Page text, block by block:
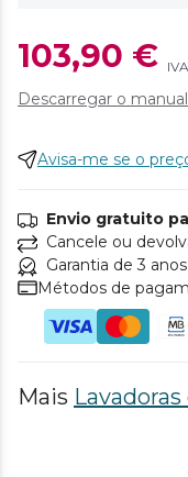
103,90 €
Descarregar o
Avisa-me se o
Envio gratuito
Cancele ou
Garantia de 3
Métodos de
Mais